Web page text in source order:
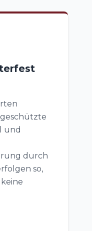
und
durch
so,